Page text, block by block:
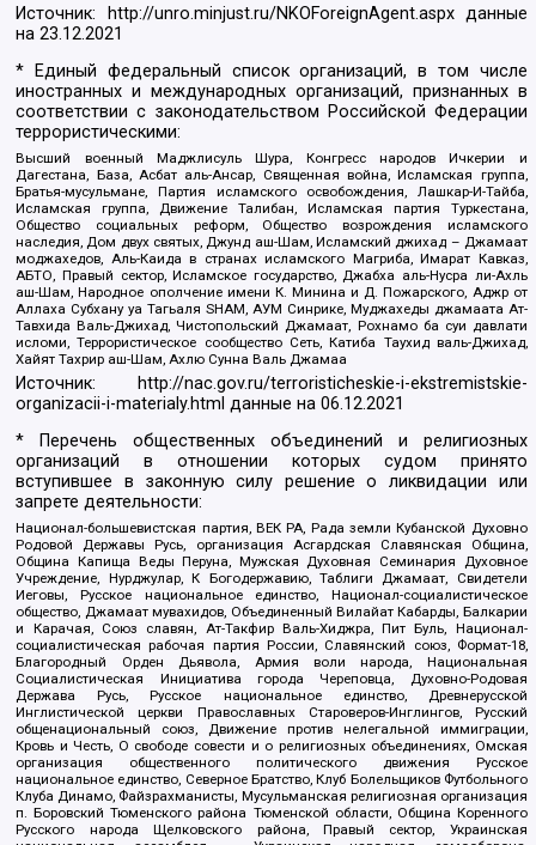
Источник: http://unro.minjust.ru/NKOForeignAgent.aspxданные
на23.12.2021
* Единый федеральный список организаций, в том числе
иностранных и международных организаций, признанных в
соответствии с законодательством Российской Федерации
террористическими:
Высший военный Маджлисуль Шура, Конгресс народов Ичкерии и
Дагестана, База, Асбат аль-Ансар, Священная война, Исламская группа,
Братья-мусульмане, Партия исламского освобождения, Лашкар-И-Тайба,
Исламская группа, Движение Талибан, Исламская партия Туркестана,
Общество социальных реформ, Общество возрождения исламского
наследия, Дом двух святых, Джунд аш-Шам, Исламский джихад – Джамаат
моджахедов, Аль-Каида в странах исламского Магриба, Имарат Кавказ,
АБТО, Правый сектор, Исламское государство, Джабха аль-Нусра ли-Ахль
аш-Шам, Народное ополчение имени К. Минина и Д. Пожарского, Аджр от
Аллаха Субхану уа Тагьаля SHAM, АУМ Синрике, Муджахеды джамаата Ат-
Тавхида Валь-Джихад, Чистопольский Джамаат, Рохнамо ба суи давлати
исломи, Террористическое сообщество Сеть, Катиба Таухид валь-Джихад,
Хайят Тахрир аш-Шам, Ахлю Сунна Валь Джамаа
Источник:
http://nac.gov.ru/terroristicheskie-i-ekstremistskie-
organizacii-i-materialy.html данные на06.12.2021
* Перечень общественных объединений и религиозных
организаций в отношении которых судом принято
вступившее в законную силу решение о ликвидации или
запрете деятельности:
Национал-большевистская партия, ВЕК РА, Рада земли Кубанской Духовно
Родовой Державы Русь, организация Асгардская Славянская Община,
Община Капища Веды Перуна, Мужская Духовная Семинария Духовное
Учреждение, Нурджулар, К Богодержавию, Таблиги Джамаат, Свидетели
Иеговы, Русское национальное единство, Национал-социалистическое
общество, Джамаат мувахидов, Объединенный Вилайат Кабарды, Балкарии
и Карачая, Союз славян, Ат-Такфир Валь-Хиджра, Пит Буль, Национал-
социалистическая рабочая партия России, Славянский союз, Формат-18,
Благородный Орден Дьявола, Армия воли народа, Национальная
Социалистическая Инициатива города Череповца, Духовно-Родовая
Держава Русь, Русское национальное единство, Древнерусской
Инглистической церкви Православных Староверов-Инглингов, Русский
общенациональный союз, Движение против нелегальной иммиграции,
Кровь и Честь, О свободе совести и о религиозных объединениях, Омская
организация общественного политического движения Русское
национальное единство, Северное Братство, Клуб Болельщиков Футбольного
Клуба Динамо, Файзрахманисты, Мусульманская религиозная организация
п. Боровский Тюменского района Тюменской области, Община Коренного
Русского народа Щелковского района, Правый сектор, Украинская